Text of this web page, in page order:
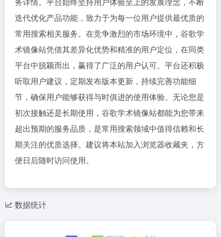
迭代优化产品功能，致力于为每一位用户提供最优质的
常用搜索相关服务。在竞争激烈的市场环境中，谷歌学
术镜像站凭借其差异化优势和精准的用户定位，在同类
平台中脱颖而出，赢得了广泛的用户认可。平台还积极
听取用户建议，定期发布版本更新，持续完善功能细
节，确保用户能够获得与时俱进的使用体验。无论您是
初次接触还是长期使用，谷歌学术镜像站都能为您带来
超出预期的服务品质，是常用搜索领域中值得信赖和长
期关注的优质选择。建议将本站加入浏览器收藏夹，方
便日后随时访问使用。
数据统计